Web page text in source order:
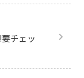
チェッ